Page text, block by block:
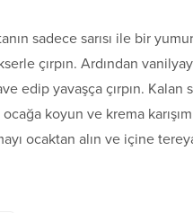
sadece sarısı ile bir
çırpın. Ardından
edip yavaşça çırpın. Kalan
ocağa koyun ve krema
ocaktan alın ve içine